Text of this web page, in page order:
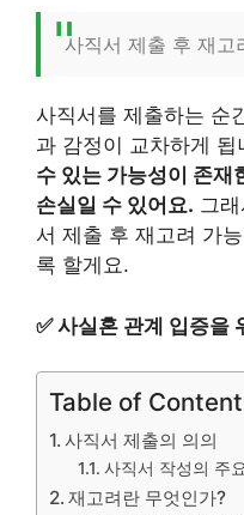
사직서 제출 후 재고
사직서를 제출하는 순
과 감정이 교차하게 됩
수 있는 가능성이 존재
손실일 수 있어요. 그
서 제출 후 재고려 가
록 할게요.
✅사실혼 관계 입증을
Table of
사직서 제출의 의의
사직서 작성의 주
재고려란 무엇인가?